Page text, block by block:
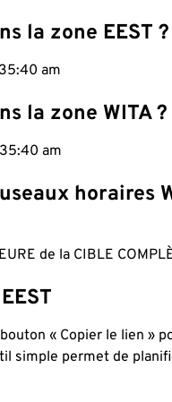
la zone EEST ?
am
la zone WITA ?
am
horaires
de la CIBLE
« Copier le lien »
simple permet de